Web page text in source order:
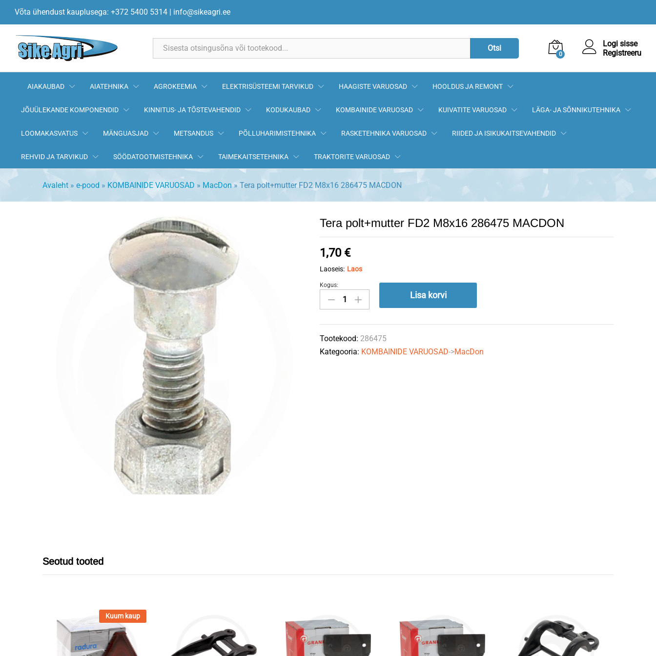
Võta ühendust kauplusega: +372 5400 5314 | info@sikeagri.ee
Otsi
0
Logi sisse
Registreeru
AIAKAUBAD AIATEHNIKA AGROKEEMIA ELEKTRISÜSTEEMI TARVIKUD HAAGISTE VARUOSAD HOOLDUS JA REMONT
JÕUÜLEKANDE KOMPONENDID KINNITUS- JA TÕSTEVAHENDID KODUKAUBAD KOMBAINIDE VARUOSAD KUIVATITE VARUOSAD LÄGA- JA SÕNNIKUTEHNIKA
LOOMAKASVATUS MÄNGUASJAD METSANDUS PÕLLUHARIMISTEHNIKA RASKETEHNIKA VARUOSAD RIIDED JA ISIKUKAITSEVAHENDID
REHVID JA TARVIKUD SÖÖDATOOTMISTEHNIKA TAIMEKAITSETEHNIKA TRAKTORITE VARUOSAD
Avaleht » e-pood » KOMBAINIDE VARUOSAD » MacDon » Tera polt+mutter FD2 M8x16 286475 MACDON
Tera polt+mutter FD2 M8x16 286475 MACDON
1,70 €
Laoseis: Laos
Tera
polt+mutter
M8x16
286475
MACDON
Kogus:
Lisa korvi
Tootekood: 286475
Kategooria: KOMBAINIDE VARUOSAD->MacDon
Seotud tooted
Kuum kaup
Tera polt+mutter FD2 M8x16 286475 MACDON